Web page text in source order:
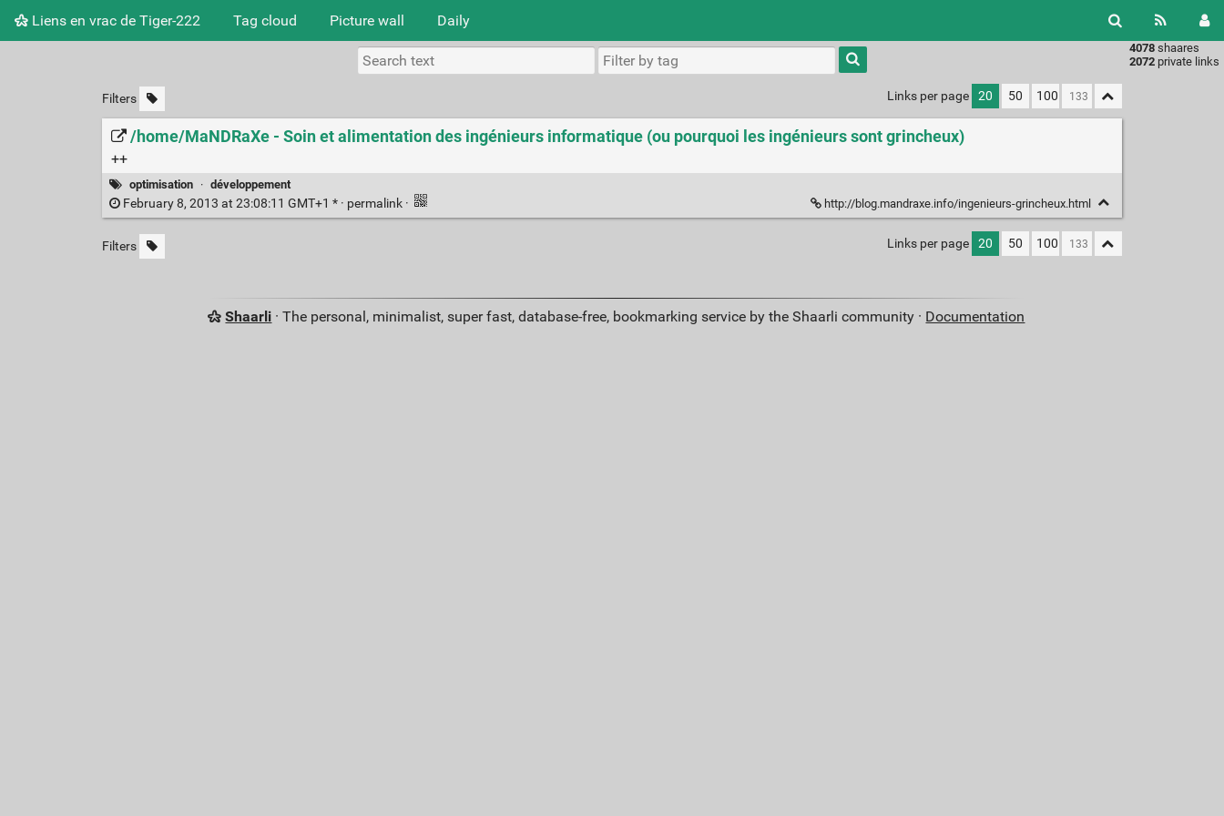
Liens en vrac de Tiger-222 Tag cloud Picture wall Daily
4078 shaares
2072 private links
Type 1 or
more
characters
results.
Filters Links per page 20 50 100
/home/MaNDRaXe - Soin et alimentation des ingénieurs informatique (ou pourquoi les ingénieurs sont grincheux)
++
optimisation · développement
February 8, 2013 at 23:08:11 GMT+1 * · permalink · http://blog.mandraxe.info/ingenieurs-grincheux.html
Filters Links per page 20 50 100
Shaarli · The personal, minimalist, super fast, database-free, bookmarking service by the Shaarli community · Documentation